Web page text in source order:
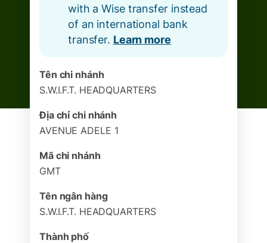
with a Wise transfer instead
of an international bank
transfer. Learn more
Tên chi nhánh
S.W.I.F.T. HEADQUARTERS
Địa chỉ chi nhánh
AVENUE ADELE 1
Mã chi nhánh
GMT
Tên ngân hàng
S.W.I.F.T. HEADQUARTERS
Thành phố